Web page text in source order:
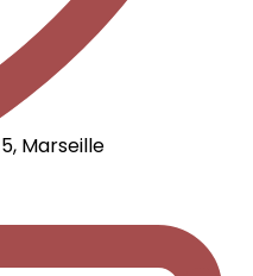
Marseille